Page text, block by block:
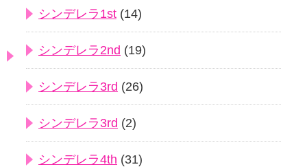
シンデレラ1st (14)
シンデレラ2nd (19)
シンデレラ3rd (26)
シンデレラ3rd (2)
シンデレラ4th (31)